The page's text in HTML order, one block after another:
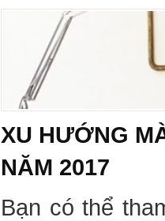
XU HƯỚNG
NĂM 2017
Bạn có thể